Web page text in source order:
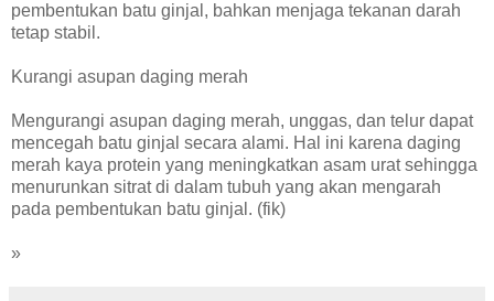
pembentukan batu ginjal, bahkan menjaga tekanan darah
tetap stabil.
Kurangi asupan daging merah
Mengurangi asupan daging merah, unggas, dan telur dapat
mencegah batu ginjal secara alami. Hal ini karena daging
merah kaya protein yang meningkatkan asam urat sehingga
menurunkan sitrat di dalam tubuh yang akan mengarah
pada pembentukan batu ginjal. (fik)
»